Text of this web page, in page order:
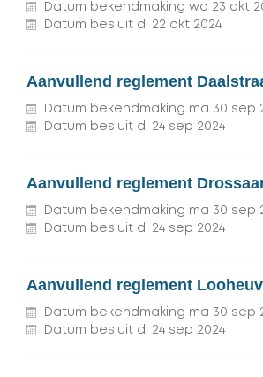
Datum bekendmaking wo 23 okt
Datum besluit di 22 okt 2024
Aanvullend reglement
Datum bekendmaking ma 30 sep
Datum besluit di 24 sep 2024
Aanvullend reglement
Datum bekendmaking ma 30 sep
Datum besluit di 24 sep 2024
Aanvullend reglement
Datum bekendmaking ma 30 sep
Datum besluit di 24 sep 2024